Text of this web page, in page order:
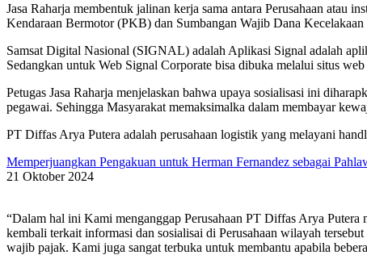
Jasa Raharja membentuk jalinan kerja sama antara Perusahaan atau
Kendaraan Bermotor (PKB) dan Sumbangan Wajib Dana
Samsat Digital Nasional (SIGNAL) adalah Aplikasi Signal adalah
Sedangkan untuk Web Signal Corporate bisa dibuka melalui situs
Petugas Jasa Raharja menjelaskan bahwa upaya sosialisasi ini
pegawai. Sehingga Masyarakat memaksimalka dalam membayar
PT Diffas Arya Putera adalah perusahaan logistik yang melayani
Memperjuangkan Pengakuan untuk Herman Fernandez sebagai
21 Oktober 2024
“Dalam hal ini Kami menganggap Perusahaan PT Diffas Arya Putera
kembali terkait informasi dan sosialisai di Perusahaan wilayah
wajib pajak. Kami juga sangat terbuka untuk membantu apabila